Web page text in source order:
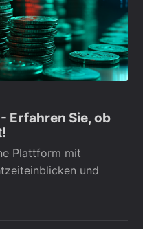
Erfahren Sie, ob
Plattform mit
und